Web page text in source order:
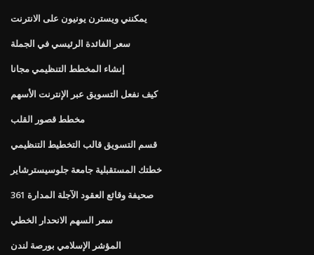
يمكنني ويسترن يونيون على الانترنت
سعر الفائدة الرئيسي في الجملة
إنشاء المخطط التنظيمي مجانا
كيف نفعل التسويق عبر الإنترنت الأسهم
مخطط قصور القلب
قسم التسويق قالب التخطيط التنظيمي
خطتك المستقبلية جامعة جلوسيسترشاير
361 صحيفة وقائع العقود الآجلة المدارة
سعر السهم الانحدار الخطي
المؤشر الإسلامي بورصة لندن